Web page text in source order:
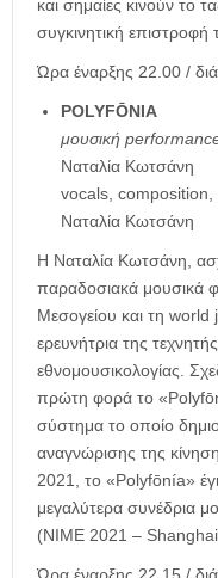
και σημαίες κινούν το
συγκινητική επιστροφή
Ώρα έναρξης 22.00 /
POLYFŌNIA
μουσική
Ναταλία Κωτσάνη
vocals,
Ναταλία Κωτσάνη
Η Ναταλία Κωτσάνη,
παραδοσιακά μουσικά
Μεσογείου και τη world
ερευνήτρια της
εθνομουσικολογίας.
πρώτη φορά το
σύστημα το οποίο
αναγνώρισης της
2021, το «Polyfōnía»
μεγαλύτερα συνέδρια
(NIME 2021 –